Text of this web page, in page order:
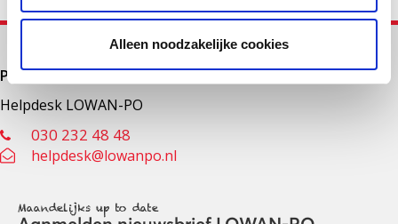
Alleen noodzakelijke cookies
Primair onderwijs
Helpdesk LOWAN-PO
030 232 48 48
helpdesk@lowanpo.nl
Maandelijks up to date